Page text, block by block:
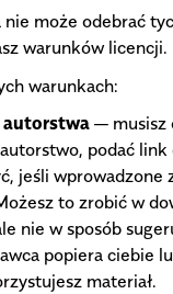
nie może odebrać
warunków licencji.
warunkach:
autorstwa — musisz
podać
jeśli wprowadzone
to zrobić w
nie w sposób
popiera ciebie
materiał.